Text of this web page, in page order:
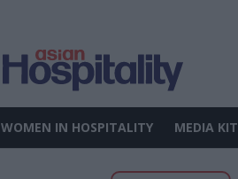
WOMEN IN HOSPITALITY MEDIA KIT